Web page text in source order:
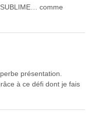
SUBLIME… comme
présentation.
à ce défi dont je fais